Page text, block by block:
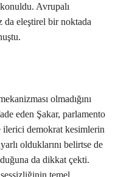
Avrupalı
da eleştirel bir noktada
olmadığını
eden Şakar, parlamento
demokrat kesimlerin
olduklarını belirtse de
da dikkat çekti.